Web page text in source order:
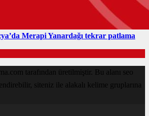
Merapi Yanardağı tekrar patlama
tarafından üretilmiştir. Bu alanı seo
siteniz ile alakalı kelime gruplarına